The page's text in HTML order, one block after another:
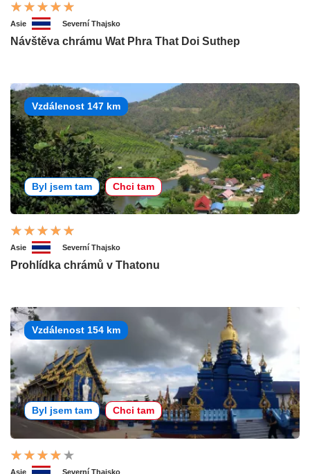
Asie Severní Thajsko
Návštěva chrámu Wat Phra That Doi Suthep
Vzdálenost 147 km
Byl jsem tam Chci tam
Asie Severní Thajsko
Prohlídka chrámů v Thatonu
Vzdálenost 154 km
Byl jsem tam Chci tam
Asie Severní Thajsko